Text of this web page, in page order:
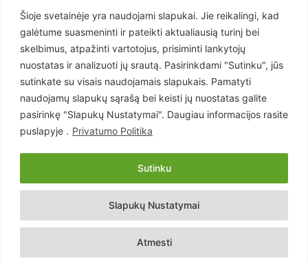
Šioje svetainėje yra naudojami slapukai. Jie reikalingi, kad
galėtume suasmeninti ir pateikti aktualiausią turinį bei
skelbimus, atpažinti vartotojus, prisiminti lankytojų
nuostatas ir analizuoti jų srautą. Pasirinkdami "Sutinku", jūs
sutinkate su visais naudojamais slapukais. Pamatyti
naudojamų slapukų sąrašą bei keisti jų nuostatas galite
pasirinkę "Slapukų Nustatymai". Daugiau informacijos rasite
puslapyje . Privatumo Politika
Slapukų Nustatymai
Atmesti
Sutinku
Teisėsauga
1497
Aktualu
Lietuva
619
Pasaulis
Статьи на русском
Articles in english
Copyright © 2026 UAB „Goruva“. Visos teisės saugomos.
Kontaktai Prenumerata Privatumo Politika Naudojimosi Taisyklės